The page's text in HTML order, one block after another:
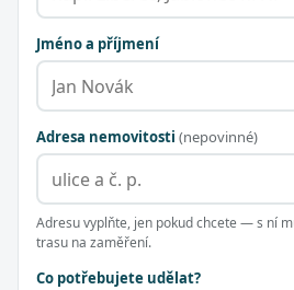
Jméno a příjmení
Adresa nemovitosti (nepovinné)
Adresu vyplňte, jen pokud chcete — s ní
trasu na zaměření.
Co potřebujete udělat?